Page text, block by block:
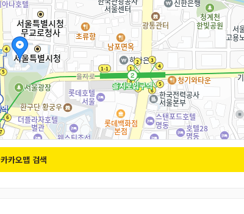
카카오맵 검색